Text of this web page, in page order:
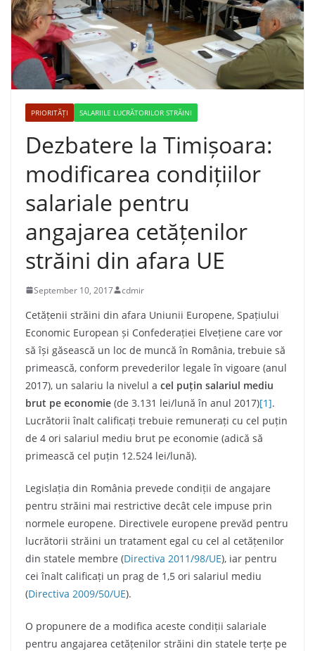
PRIORITĂȚI SALARIILE LUCRĂTORILOR STRĂINI
Dezbatere la Timișoara:
modificarea condițiilor
salariale pentru
angajarea cetățenilor
străini din afara UE
September 10, 2017 cdmir
Cetățenii străini din afara Uniunii Europene, Spațiului
Economic European și Confederației Elvețiene care vor
să își găsească un loc de muncă în România, trebuie să
primească, conform prevederilor legale în vigoare (anul
2017), un salariu la nivelul a cel puțin salariul mediu
brut pe economie (de 3.131 lei/lună în anul 2017)[1].
Lucrătorii înalt calificați trebuie remunerați cu cel puțin
de 4 ori salariul mediu brut pe economie (adică să
primească cel puțin 12.524 lei/lună).
Legislația din România prevede condiții de angajare
pentru străini mai restrictive decât cele impuse prin
normele europene. Directivele europene prevăd pentru
lucrătorii străini un tratament egal cu cel al cetățenilor
din statele membre (Directiva 2011/98/UE), iar pentru
cei înalt calificați un prag de 1,5 ori salariul mediu
(Directiva 2009/50/UE).
O propunere de a modifica aceste condiții salariale
pentru angajarea cetățenilor străini din statele terțe pe